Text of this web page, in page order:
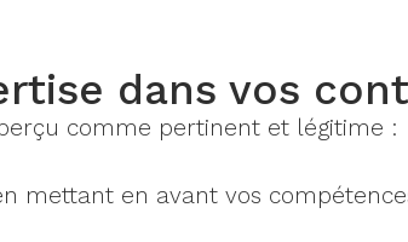
dans vos
comme pertinent et légitime :
mettant en avant vos